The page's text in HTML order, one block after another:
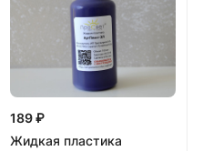
189 ₽
Жидкая пластика